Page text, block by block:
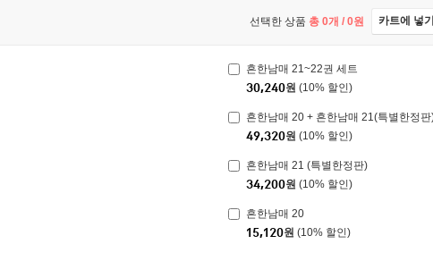
선택한 상품 총 0개 / 0원 카트에 넣기
흔한남매 21~22권 세트
30,240원 (10% 할인)
흔한남매 20 + 흔한남매 21(특별한정판
49,320원 (10% 할인)
흔한남매 21 (특별한정판)
34,200원 (10% 할인)
흔한남매 20
15,120원 (10% 할인)